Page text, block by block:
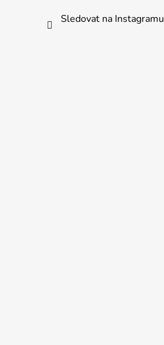
Sledovat na Instagramu